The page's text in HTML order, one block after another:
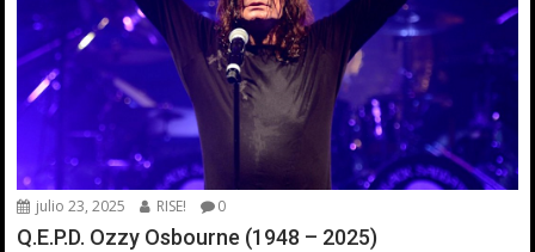
julio 23, 2025 RISE! 0
Q.E.P.D. Ozzy Osbourne (1948 – 2025)